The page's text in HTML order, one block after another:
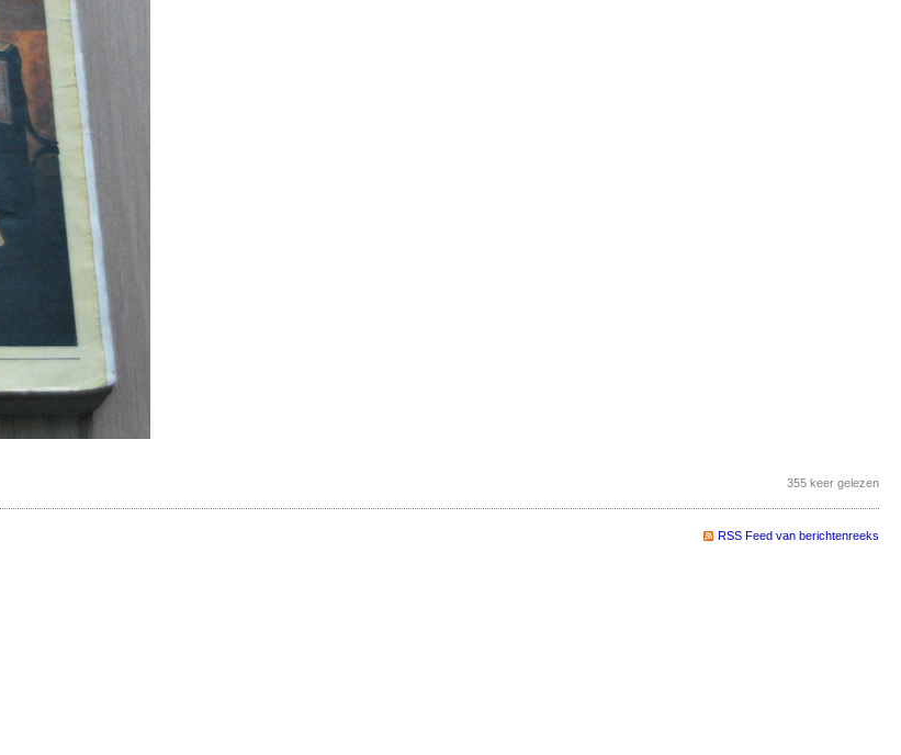
355 keer gelezen
RSS Feed van berichtenreeks